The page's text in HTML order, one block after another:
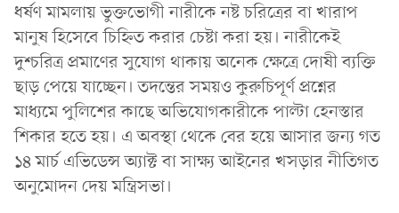
ধর্ষণ মামলায় ভুক্তভোগী নারীকে নষ্ট চরিত্রের বা খারাপ
মানুষ হিসেবে চিহ্নিত করার চেষ্টা করা হয়। নারীকেই
দুশ্চরিত্র প্রমাণের সুযোগ থাকায় অনেক ক্ষেত্রে দোষী ব্যক্তি
ছাড় পেয়ে যাচ্ছেন। তদন্তের সময়ও কুরুচিপূর্ণ প্রশ্নের
মাধ্যমে পুলিশের কাছে অভিযোগকারীকে পাল্টা হেনস্তার
শিকার হতে হয়। এ অবস্থা থেকে বের হয়ে আসার জন্য গত
১৪ মার্চ এভিডেন্স অ্যাক্ট বা সাক্ষ্য আইনের খসড়ার নীতিগত
অনুমোদন দেয় মন্ত্রিসভা।